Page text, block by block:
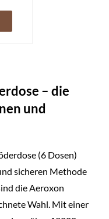
-
– die
und
(6 Dosen)
sicheren Methode
die Aeroxon
Wahl. Mit einer